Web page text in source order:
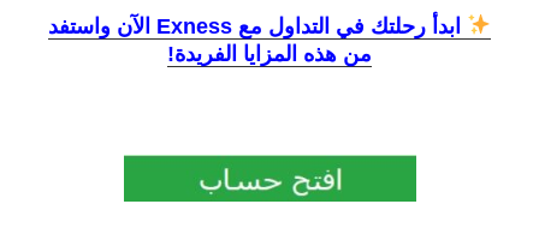
ابدأ رحلتك في التداول مع Exness الآن واستفد
من هذه المزايا الفريدة!